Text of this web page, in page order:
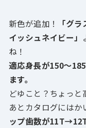
新色が追加！
「グ
イッシュネイビー」
ね！
適応身長が150～
ます。
どゆこと？ちょっと
あとカタログにはか
ップ歯数が